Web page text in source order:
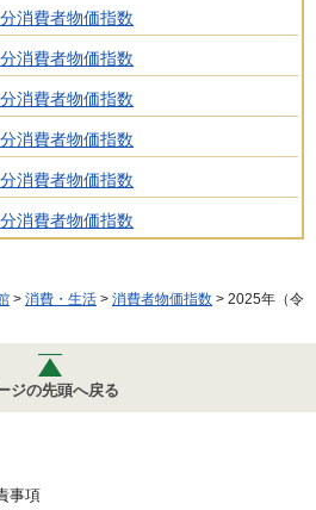
消費者物価指数
消費者物価指数
消費者物価指数
消費者物価指数
消費者物価指数
消費者物価指数
> 消費・生活 > 消費者物価指数 > 2025年（令
ジの先頭へ戻る
事項